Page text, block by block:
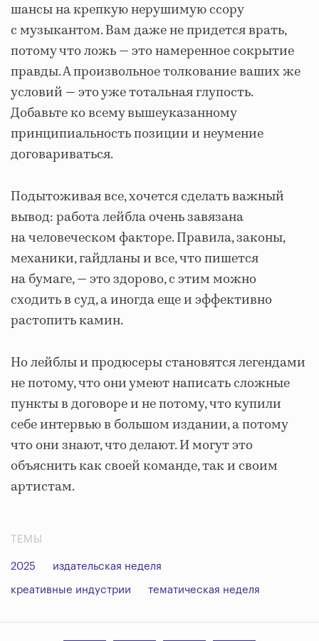
шансы на крепкую нерушимую ссору
с музыкантом. Вам даже не придется врать,
потому что ложь — это намеренное сокрытие
правды. А произвольное толкование ваших же
условий — это уже тотальная глупость.
Добавьте ко всему вышеуказанному
принципиальность позиции и неумение
договариваться.
Подытоживая все, хочется сделать важный
вывод: работа лейбла очень завязана
на человеческом факторе. Правила, законы,
механики, гайдланы и все, что пишется
на бумаге, — это здорово, с этим можно
сходить в суд, а иногда еще и эффективно
растопить камин.
Но лейблы и продюсеры становятся легендами
не потому, что они умеют написать сложные
пункты в договоре и не потому, что купили
себе интервью в большом издании, а потому
что они знают, что делают. И могут это
объяснить как своей команде, так и своим
артистам.
ТЕМЫ
2025 издательская неделя
креативные индустрии тематическая неделя